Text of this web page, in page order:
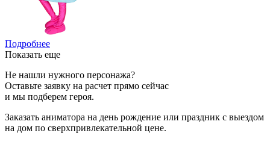
Подробнее
Показать еще
Не нашли нужного персонажа?
Оставьте заявку на расчет прямо сейчас
и мы подберем героя.
Заказать аниматора на день рождение или праздник с выездом
на дом по сверхпривлекательной цене.